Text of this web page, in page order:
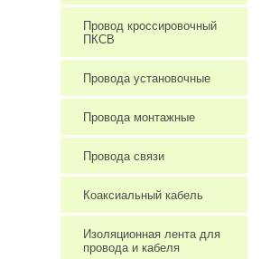
Провод кроссировочный
ПКСВ
Провода установочные
Провода монтажные
Провода связи
Коаксиальный кабель
Изоляционная лента для
провода и кабеля